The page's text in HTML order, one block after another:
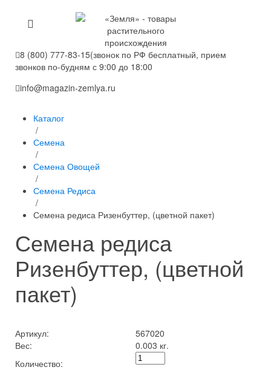
8 (800) 777-83-15(звонок по РФ бесплатный, прием
звонков по-будням с 9:00 до 18:00
info@magazin-zemlya.ru
Каталог
/
Семена
/
Семена Овощей
/
Семена Редиса
/
Семена редиса Ризенбуттер, (цветной пакет)
Семена редиса
Ризенбуттер, (цветной
пакет)
Артикул:
567020
Вес:
0.003 кг.
Количество: